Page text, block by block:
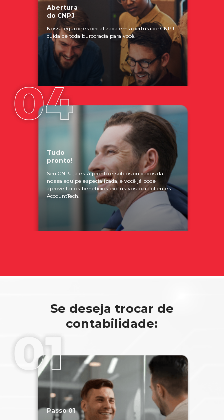
Abertura
do CNPJ
Nossa equipe especializada em abertura de CNPJ
cuida de toda burocracia para você.
Tudo
pronto!
Seu CNPJ já está pronto e sob os cuidados da
nossa equipe especializada, e você já pode
aproveitar os benefícios exclusivos para clientes
AccountTech.
Se deseja trocar de
contabilidade:
Passo 01